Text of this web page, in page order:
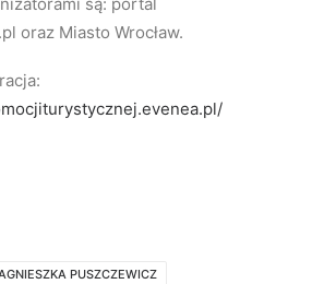
oraz Miasto Wrocław.
PUSZCZEWICZ